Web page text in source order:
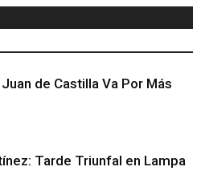
de Castilla Va Por Más
Tarde Triunfal en Lampa